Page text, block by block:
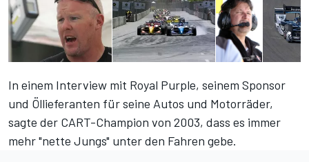
In einem Interview mit Royal Purple, seinem Sponsor
und Öllieferanten für seine Autos und Motorräder,
sagte der CART-Champion von 2003, dass es immer
mehr "nette Jungs" unter den Fahren gebe.